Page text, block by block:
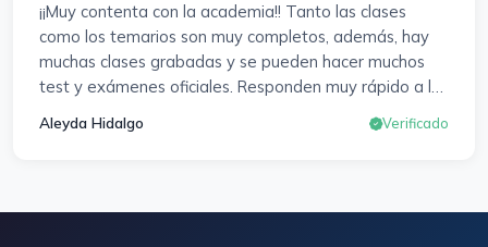
¡¡Muy contenta con la academia!! Tanto las clases
como los temarios son muy completos, además, hay
muchas clases grabadas y se pueden hacer muchos
test y exámenes oficiales. Responden muy rápido a los
correros y cada pocos días hay seminarios. Lo vuelvo a
decir, ¡¡Muy Contenta!!
Aleyda Hidalgo Verificado